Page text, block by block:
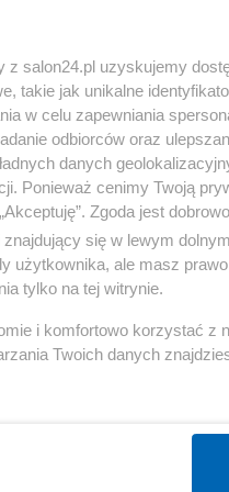
z salon24.pl uzyskujemy
takie jak unikalne
w celu zapewniania
odbiorców oraz
danych
Ponieważ cenimy Twoją
Zgoda jest
się w lewym
użytkownika, ale masz
tylko na tej witrynie.
i komfortowo korzystać z
Twoich danych